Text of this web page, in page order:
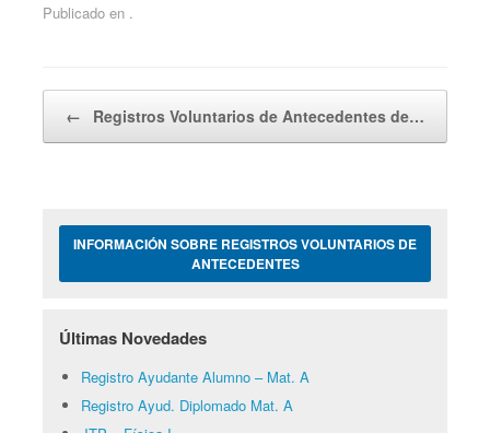
Publicado en .
← Registros Voluntarios de Antecedentes de…
INFORMACIÓN SOBRE REGISTROS VOLUNTARIOS DE
ANTECEDENTES
Últimas Novedades
Registro Ayudante Alumno – Mat. A
Registro Ayud. Diplomado Mat. A